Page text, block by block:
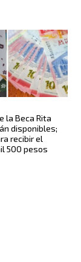
la Beca Rita
disponibles;
recibir el
500 pesos